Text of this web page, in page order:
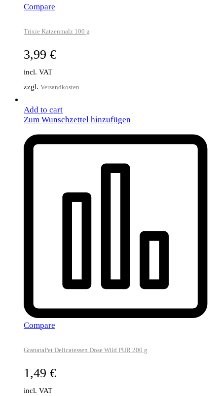
Compare
Trixie Katzenmalz 100 g
3,99 €
incl. VAT
zzgl. Versandkosten
Add to cart
Zum Wunschzettel hinzufügen
Compare
GranataPet Delicatessen Dose Wild PUR 200 g
1,49 €
incl. VAT